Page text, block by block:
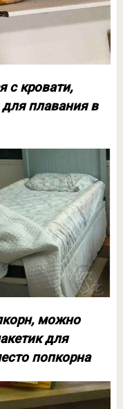
с кровати,
плавания в
можно
для
попкорна